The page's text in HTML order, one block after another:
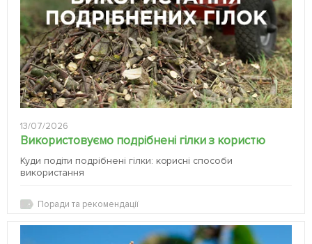
13/07/2026
Використовуємо подрібнені гілки з користю
Куди подіти подрібнені гілки: корисні способи
використання
Поради та рекомендації